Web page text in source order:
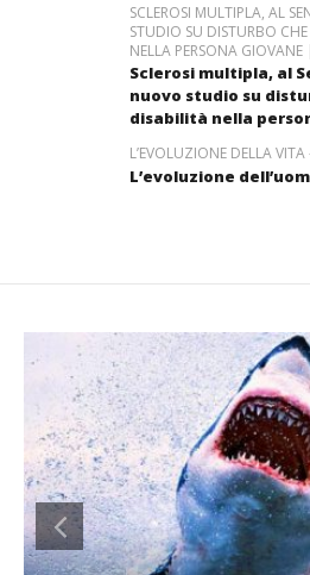
SCLEROSI MULTIPLA, AL
STUDIO SU DISTURBO
NELLA PERSONA
Sclerosi multipla, al
nuovo studio su
disabilità nella
L’EVOLUZIONE DELLA
L’evoluzione